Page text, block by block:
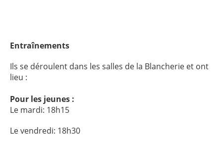
Entraînements
Ils se déroulent dans les salles de la Blancherie et ont
lieu :
Pour les jeunes :
Le mardi: 18h15
Le vendredi: 18h30